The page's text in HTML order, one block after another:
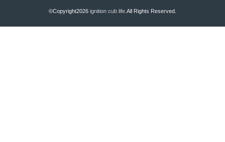
©Copyright2026 ignition cub life.All Rights Reserved.